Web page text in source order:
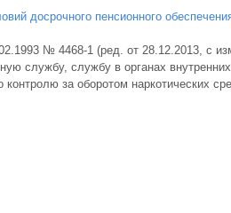
досрочного пенсионного
№ 4468-1 (ред. от 28.12.2013, с
службу, службу в органах
контролю за оборотом наркотических